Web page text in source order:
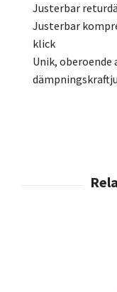
Justerbar
Justerbar
klick
Unik, oberoende